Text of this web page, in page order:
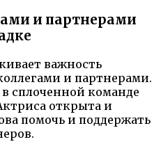
и партнерами
важность
и партнерами.
в сплоченной команде
открыта и
помочь и поддержать